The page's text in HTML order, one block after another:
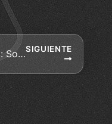
SIGUIENTE
Tráiler en castellano de «Capitán América: Soldado de Invierno»